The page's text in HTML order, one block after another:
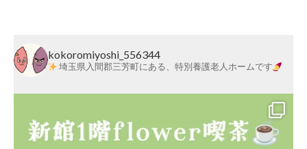
kokoromiyoshi_556344
埼玉県入間郡三芳町にある、特別養護老人ホームです